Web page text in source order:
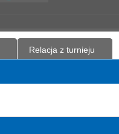
Relacja z turnieju